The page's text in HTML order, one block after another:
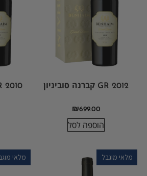
2012 GR קברנה סוביניון
₪699.00
הוספה לסל
2010 GR קברנה סוביניון
מלאי מוגבל מלאי